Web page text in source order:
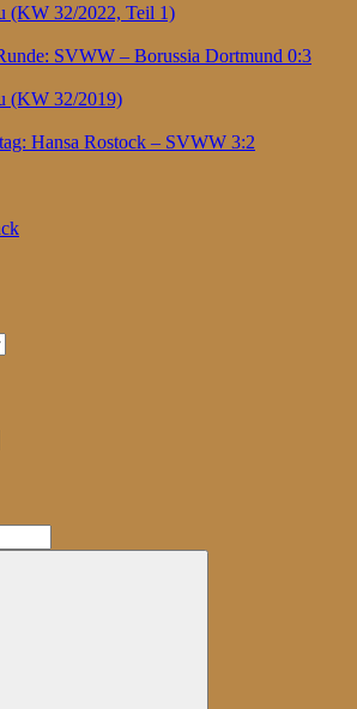
(KW 32/2022, Teil 1)
SVWW – Borussia Dortmund 0:3
(KW 32/2019)
Hansa Rostock – SVWW 3:2